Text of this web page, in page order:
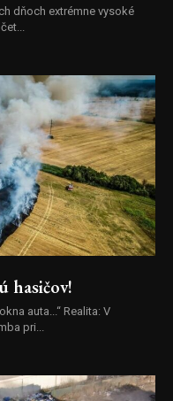
dňoch extrémne vysoké
hasičov!
auta...“ ​Realita: V
pri...